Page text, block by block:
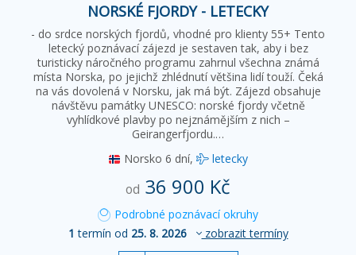
NORSKÉ FJORDY - LETECKY
- do srdce norských fjordů, vhodné pro klienty 55+ Tento
letecký poznávací zájezd je sestaven tak, aby i bez
turisticky náročného programu zahrnul všechna známá
místa Norska, po jejichž zhlédnutí většina lidí touží. Čeká
na vás dovolená v Norsku, jak má být. Zájezd obsahuje
návštěvu památky UNESCO: norské fjordy včetně
vyhlídkové plavby po nejznámějším z nich –
Geirangerfjordu.…
Norsko 6 dní, letecky
od 36 900 Kč
Podrobné poznávací okruhy
1 termín od 25. 8. 2026 zobrazit termíny